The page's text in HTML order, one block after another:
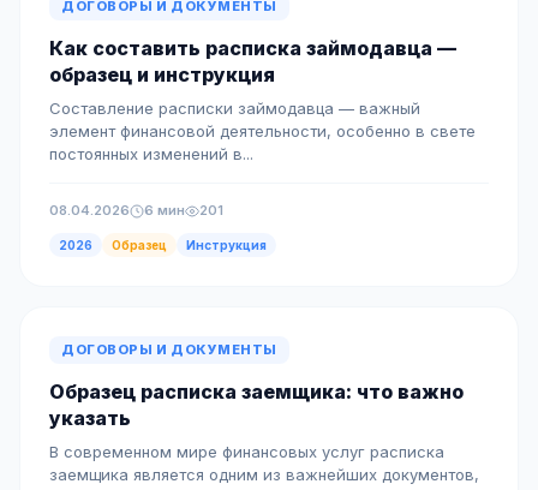
ДОГОВОРЫ И ДОКУМЕНТЫ
Как составить расписка займодавца —
образец и инструкция
Составление расписки займодавца — важный
элемент финансовой деятельности, особенно в свете
постоянных изменений в...
08.04.2026 6 мин 201
2026 Образец Инструкция
ДОГОВОРЫ И ДОКУМЕНТЫ
Образец расписка заемщика: что важно
указать
В современном мире финансовых услуг расписка
заемщика является одним из важнейших документов,